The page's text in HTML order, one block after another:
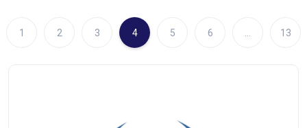
1 2 3 4 5 6 13